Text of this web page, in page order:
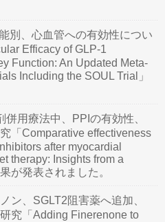
別、心血管への有効性につい
Efficacy of GLP-1
Function: An Updated Meta-
Including the SOUL Trial」
用療法中、PPIの有効性、
「Comparative effectiveness
after myocardial
therapy: Insights from a
が発表されました。
ン、SGLT2阻害薬へ追加、
究「Adding Finerenone to